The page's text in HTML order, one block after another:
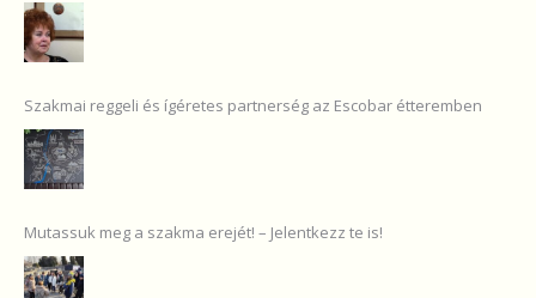
Szakmai reggeli és ígéretes partnerség az Escobar étteremben
Mutassuk meg a szakma erejét! – Jelentkezz te is!